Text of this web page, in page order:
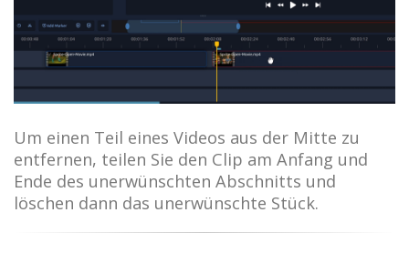
Um einen Teil eines Videos aus der Mitte zu
entfernen, teilen Sie den Clip am Anfang und
Ende des unerwünschten Abschnitts und
löschen dann das unerwünschte Stück.